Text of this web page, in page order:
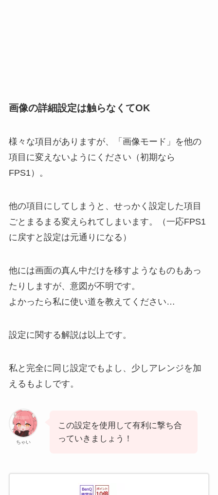
画像の詳細設定は触らなくてOK
様々な項目がありますが、「画像モード」を他の
項目に変えないようにください（初期なら
FPS1）。
他の項目にしてしまうと、せっかく設定した項目
ごとまるまる変えられてしまいます。（一応FPS1
に戻すと設定は元通りになる）
他には画面の真ん中だけを移すようなものもあっ
たりしますが、意図が不明です。
よかったら私に使い道を教えてください…
設定に関する解説は以上です。
私と完全に同じ設定でもよし、少しアレンジを加
えるもよしです。
ちゃい
この設定を使用して有利に撃ち合
っていきましょう！